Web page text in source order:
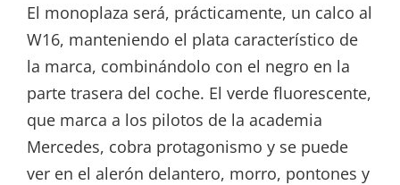
El monoplaza será, prácticamente, un calco al
W16, manteniendo el plata característico de
la marca, combinándolo con el negro en la
parte trasera del coche. El verde fluorescente,
que marca a los pilotos de la academia
Mercedes, cobra protagonismo y se puede
ver en el alerón delantero, morro, pontones y